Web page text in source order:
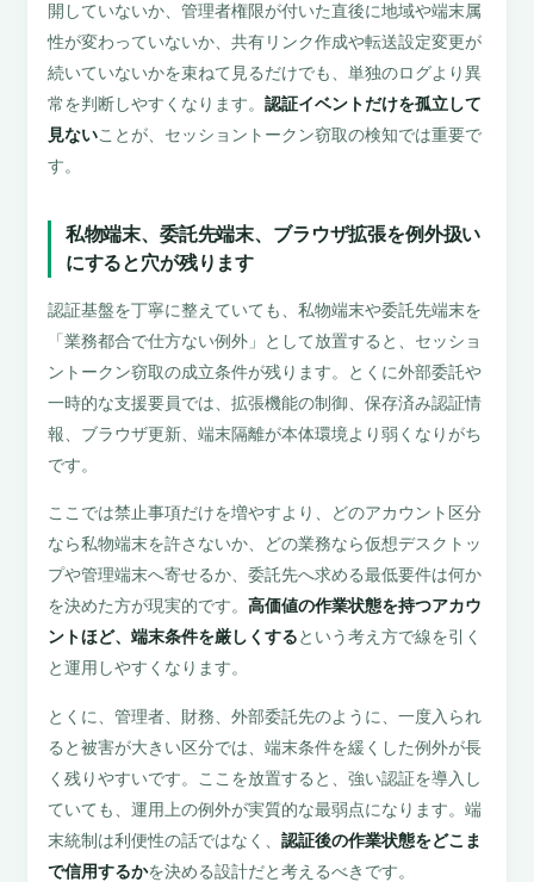
開していないか、管理者権限が付いた直後に地域や端末属
性が変わっていないか、共有リンク作成や転送設定変更が
続いていないかを束ねて見るだけでも、単独のログより異
常を判断しやすくなります。認証イベントだけを孤立して
見ないことが、セッショントークン窃取の検知では重要で
す。
私物端末、委託先端末、ブラウザ拡張を例外扱い
にすると穴が残ります
認証基盤を丁寧に整えていても、私物端末や委託先端末を
「業務都合で仕方ない例外」として放置すると、セッショ
ントークン窃取の成立条件が残ります。とくに外部委託や
一時的な支援要員では、拡張機能の制御、保存済み認証情
報、ブラウザ更新、端末隔離が本体環境より弱くなりがち
です。
ここでは禁止事項だけを増やすより、どのアカウント区分
なら私物端末を許さないか、どの業務なら仮想デスクトッ
プや管理端末へ寄せるか、委託先へ求める最低要件は何か
を決めた方が現実的です。高価値の作業状態を持つアカウ
ントほど、端末条件を厳しくする という考え方で線を引く
と運用しやすくなります。
とくに、管理者、財務、外部委託先のように、一度入られ
ると被害が大きい区分では、端末条件を緩くした例外が長
く残りやすいです。ここを放置すると、強い認証を導入し
ていても、運用上の例外が実質的な最弱点になります。端
末統制は利便性の話ではなく、認証後の作業状態をどこま
で信用するかを決める設計だと考えるべきです。